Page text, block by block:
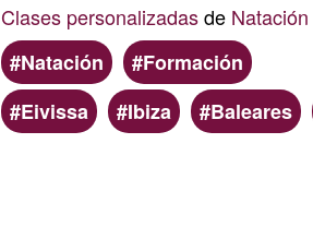
Clases personalizadasde Natación
Natación
Formación
Eivissa
Ibiza Baleares